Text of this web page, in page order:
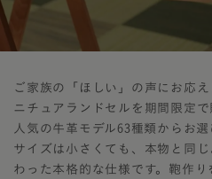
ご家族の「ほしい」の声にお応
ニチュアランドセルを期間限定で
人気の牛革モデル63種類からお選
サイズは小さくても、本物と同
わった本格的な仕様です。鞄作